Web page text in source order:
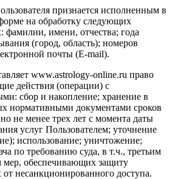
признается исполненным в
на обработку следующих
фамилии, имени, отчества; года
(город, область); номеров
почты (E-mail).
www.astrology-online.ru право
действия (операции) с
сбор и накопление; хранение в
нормативными документами сроков
не менее трех лет с момента даты
услуг Пользователем; уточнение
использование; уничтожение;
по требованию суда, в т.ч., третьим
мер, обеспечивающих защиту
несанкционированного доступа.